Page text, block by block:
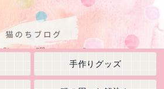
手作りグッズ